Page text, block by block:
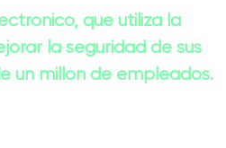
que utiliza la
la seguridad de sus
un millón de empleados.